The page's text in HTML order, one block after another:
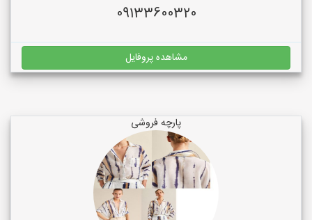
09133600320
مشاهده پروفایل
پارچه فروشی